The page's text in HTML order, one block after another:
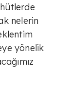
nelerin
yönelik